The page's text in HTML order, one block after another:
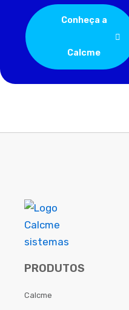
Conheça a
Calcme
PRODUTOS
Calcme